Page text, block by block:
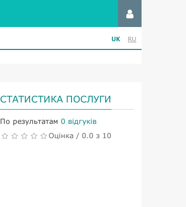
UK RU
СТАТИСТИКА ПОСЛУГИ
По результатам 0 відгуків
Оцінка / 0.0 з 10